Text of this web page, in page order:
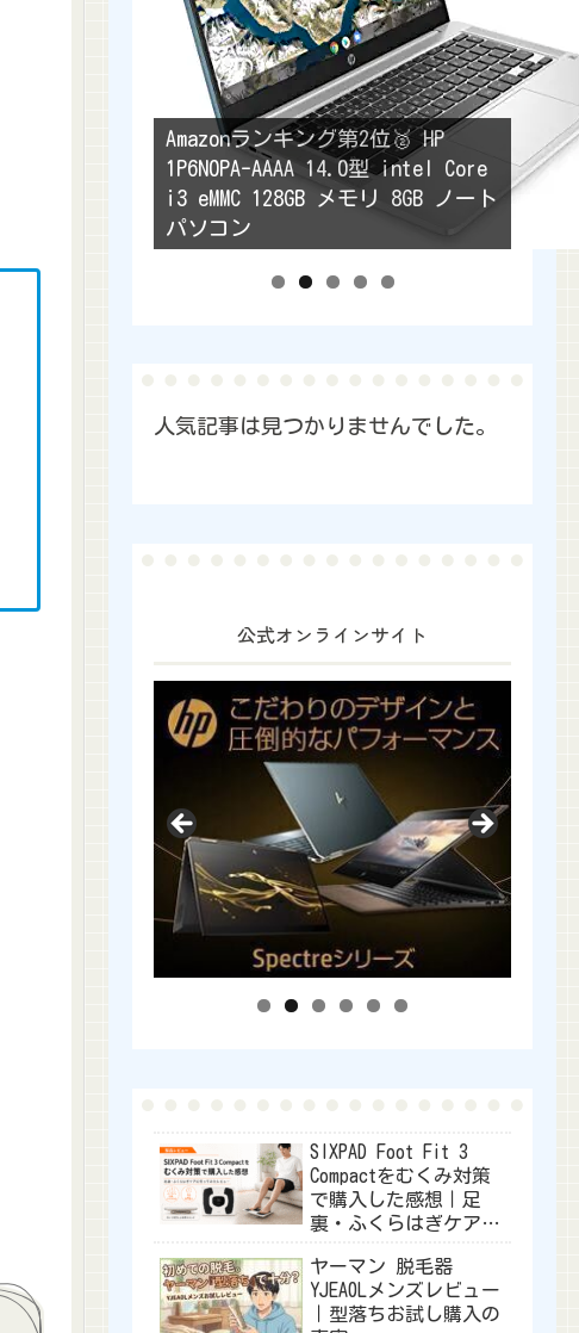
Amazonランキング第2位🥈 HP
1P6N0PA-AAAA 14.0型 intel Core
i3 eMMC 128GB メモリ 8GB ノート
パソコン
人気記事は見つかりませんでした。
公式オンラインサイト
SIXPAD Foot Fit 3
Compactをむくみ対策
で購入した感想｜足
裏・ふくらはぎケアに
ヤーマン 脱毛器
YJEA0Lメンズレビュー
｜型落ちお試し購入の